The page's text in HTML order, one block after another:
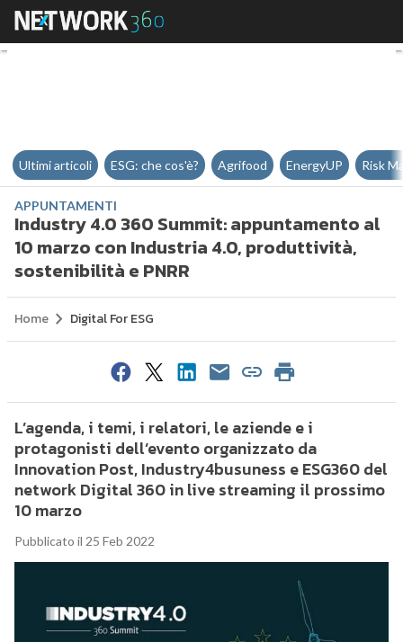
Industry 4.0 360 Summit:
Ultimi articoli ESG: che cos'è? Agrifood EnergyUP Risk
APPUNTAMENTI
Industry 4.0 360 Summit: appuntamento al
10 marzo con Industria 4.0, produttività,
sostenibilità e PNRR
Home Digital For ESG
L’agenda, i temi, i relatori, le aziende e i
protagonisti dell’evento organizzato da
Innovation Post, Industry4busuness e ESG360 del
network Digital 360 in live streaming il prossimo
10 marzo
Pubblicato il 25 Feb 2022